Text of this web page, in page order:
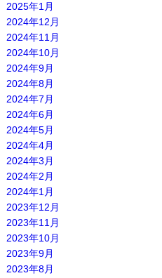
2025年1月
2024年12月
2024年11月
2024年10月
2024年9月
2024年8月
2024年7月
2024年6月
2024年5月
2024年4月
2024年3月
2024年2月
2024年1月
2023年12月
2023年11月
2023年10月
2023年9月
2023年8月